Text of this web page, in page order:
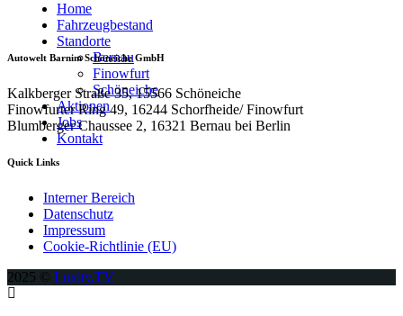
Home
Fahrzeugbestand
Standorte
Bernau
Finowfurt
Schöneiche
Aktionen
Jobs
Kontakt
Autowelt Barnim Schöneiche GmbH
Kalkberger Straße 35, 15566 Schöneiche
Finowfurter Ring 49, 16244 Schorfheide/ Finowfurt
Blumberger Chaussee 2, 16321 Bernau bei Berlin
Quick Links
Interner Bereich
Datenschutz
Impressum
Cookie-Richtlinie (EU)
2025 © Luxity.TV